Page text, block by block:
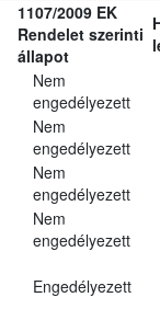
1107/2009 EK
Rendelet szerinti
állapot
Nem
engedélyezett
Nem
engedélyezett
Nem
engedélyezett
Nem
engedélyezett
Engedélyezett